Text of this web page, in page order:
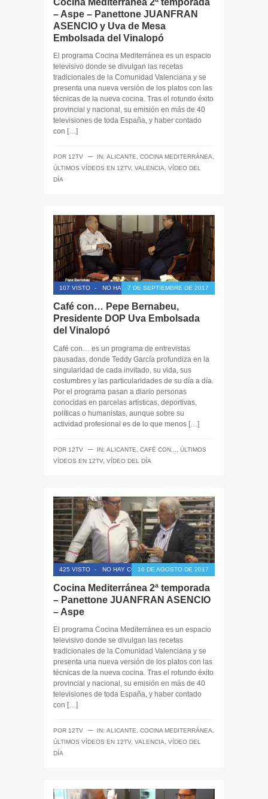
– Aspe – Panettone JUANFRAN
ASENCIO y Uva de Mesa
Embolsada del Vinalopó
El programa Cocina Mediterránea es un espacio
televisivo donde se divulgan las recetas
tradicionales de la Comunidad Valenciana y se
presenta una nueva versión de los platos con las
técnicas de la nueva cocina. Tras el rotundo éxito
provincial y nacional, su emisión en más de 40
televisiones de toda España, y haber contado
con […]
POR 12TV ─ IN: ALICANTE, COCINA MEDITERRÁNEA,
ÚLTIMOS VÍDEOS EN 12TV, VALENCIA, VÍDEO DEL
DÍA
107 VISTO - NO HAY COMENTARIOS
7 DE SEPTIEMBRE DE 2017
Café con… Pepe Bernabeu,
Presidente DOP Uva Embolsada
del Vinalopó
Café con… es un programa de entrevistas
pausadas, donde Teddy García profundiza en la
singularidad de cada invitado, su vida, sus
costumbres y las particularidades de su día a día.
Por el programa pasan a diario personas
conocidas en parcelas artísticas, deportivas,
políticas o humanistas, aunque sobre su
actividad profesional es de lo que menos […]
POR 12TV ─ IN: ALICANTE CAFÉ CON...
ÚLTIMOS
VÍDEOS EN 12TV, VÍDEO DEL DÍA
425 VISTO - NO HAY COMENTARIOS16 DE AGOSTO DE 2017
Cocina Mediterránea 2ª temporada
– Panettone JUANFRAN ASENCIO
– Aspe
El programa Cocina Mediterránea es un espacio
televisivo donde se divulgan las recetas
tradicionales de la Comunidad Valenciana y se
presenta una nueva versión de los platos con las
técnicas de la nueva cocina. Tras el rotundo éxito
provincial y nacional, su emisión en más de 40
televisiones de toda España, y haber contado
con […]
POR 12TV ─ IN: ALICANTE COCINA MEDITERRÁNEA
ÚLTIMOS VÍDEOS EN 12TV, VALENCIA
VÍDEO DEL
DÍA